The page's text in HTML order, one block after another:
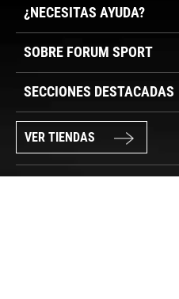
¿NECESITAS AYUDA?
SOBRE FORUM SPORT
SECCIONES DESTACADAS
VER TIENDAS